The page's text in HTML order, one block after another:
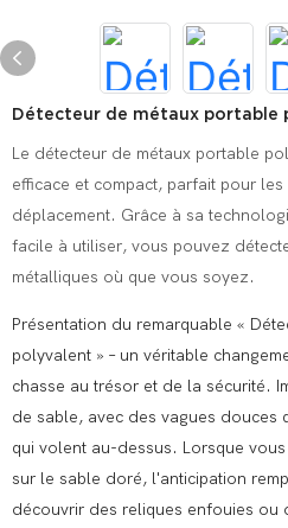
Détecteur de métaux portable
Le détecteur de métaux portable
efficace et compact, parfait pour
déplacement. Grâce à sa
facile à utiliser, vous pouvez
métalliques où que vous soyez.
Présentation du remarquable «
polyvalent » – un véritable
chasse au trésor et de la sécurité.
de sable, avec des vagues douces
qui volent au-dessus. Lorsque
sur le sable doré, l'anticipation
découvrir des reliques enfouies ou